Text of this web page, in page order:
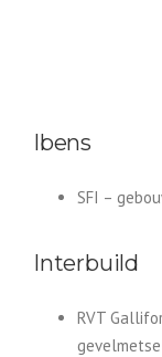
Ibens
SFI –
Interbuild
RVT